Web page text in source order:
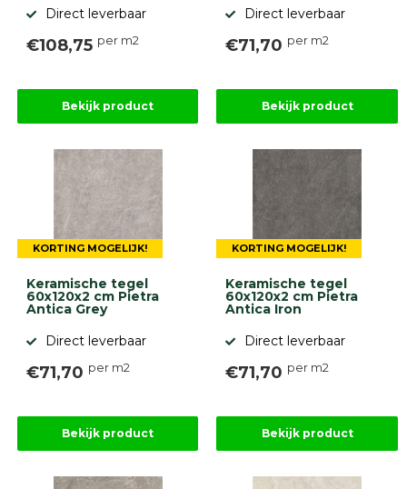
Straatklinkers
Opsluitbanden
Halfverharding
diversen
Beplantings
betonelementen
Kunstgras
Aanbiedingen
Compleet
(informatie)
Direct leverbaar
€108,75 per m2
Bekijk product
Direct leverbaar
€71,70 per m2
Bekijk product
KORTING MOGELIJK!
Keramische tegel
60x120x2 cm Pietra
Antica Grey
Direct leverbaar
€71,70 per m2
Bekijk product
KORTING MOGELIJK!
Keramische tegel
60x120x2 cm Pietra
Antica Iron
Direct leverbaar
€71,70 per m2
Bekijk product